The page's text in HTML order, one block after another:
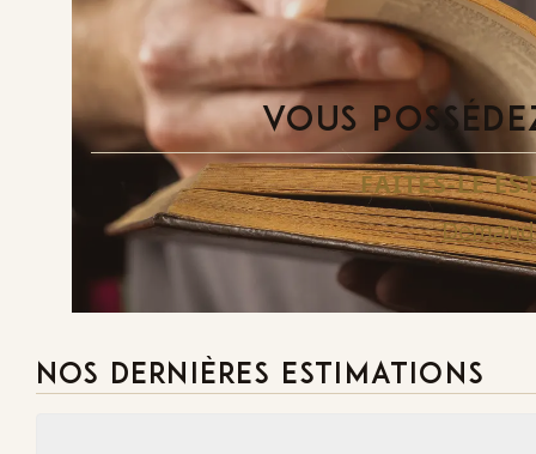
VOUS
FAITES-LE
NOS DERNIÈRES ESTIMATIONS